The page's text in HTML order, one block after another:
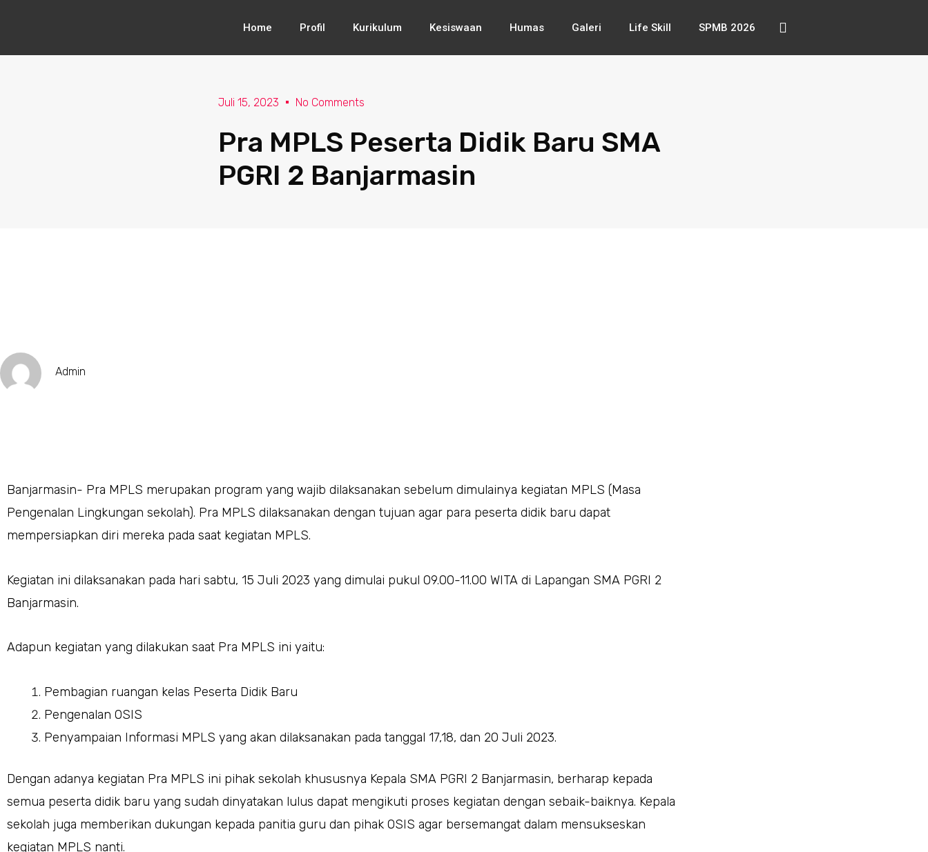
konten
Home Profil Kurikulum Kesiswaan Humas Galeri Life Skill SPMB 2026
Juli 15, 2023 No Comments
Pra MPLS Peserta Didik Baru SMA
PGRI 2 Banjarmasin
Admin
Banjarmasin- Pra MPLS merupakan program yang wajib dilaksanakan sebelum dimulainya kegiatan MPLS (Masa
Pengenalan Lingkungan sekolah). Pra MPLS dilaksanakan dengan tujuan agar para peserta didik baru dapat
mempersiapkan diri mereka pada saat kegiatan MPLS.
Kegiatan ini dilaksanakan pada hari sabtu, 15 Juli 2023 yang dimulai pukul 09.00-11.00 WITA di Lapangan SMA PGRI 2
Banjarmasin.
Adapun kegiatan yang dilakukan saat Pra MPLS ini yaitu:
Pembagian ruangan kelas Peserta Didik Baru
Pengenalan OSIS
Penyampaian Informasi MPLS yang akan dilaksanakan pada tanggal 17,18, dan 20 Juli 2023.
Dengan adanya kegiatan Pra MPLS ini pihak sekolah khususnya Kepala SMA PGRI 2 Banjarmasin, berharap kepada
semua peserta didik baru yang sudah dinyatakan lulus dapat mengikuti proses kegiatan dengan sebaik-baiknya. Kepala
sekolah juga memberikan dukungan kepada panitia guru dan pihak OSIS agar bersemangat dalam mensukseskan
kegiatan MPLS nanti.